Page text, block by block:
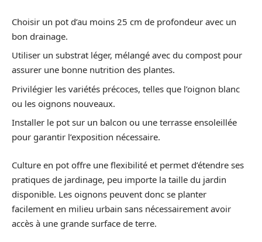
Choisir un pot d’au moins 25 cm de profondeur avec un
bon drainage.
Utiliser un substrat léger, mélangé avec du compost pour
assurer une bonne nutrition des plantes.
Privilégier les variétés précoces, telles que l’oignon blanc
ou les oignons nouveaux.
Installer le pot sur un balcon ou une terrasse ensoleillée
pour garantir l’exposition nécessaire.
Culture en pot offre une flexibilité et permet d’étendre ses
pratiques de jardinage, peu importe la taille du jardin
disponible. Les oignons peuvent donc se planter
facilement en milieu urbain sans nécessairement avoir
accès à une grande surface de terre.